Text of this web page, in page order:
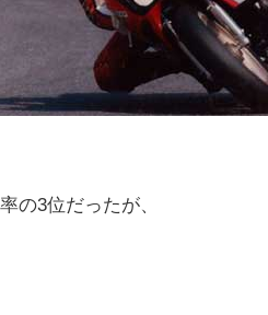
の3位だったが、